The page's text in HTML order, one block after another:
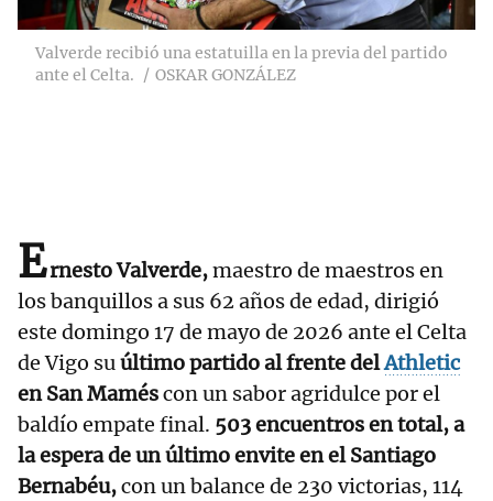
Valverde recibió una estatuilla en la previa del partido
ante el Celta.
OSKAR GONZÁLEZ
Ernesto Valverde,maestro de maestros en
los banquillos a sus 62 años de edad, dirigió
este domingo 17 de mayo de 2026 ante el Celta
de Vigo suúltimo partido al frente delAthletic
en San Maméscon un sabor agridulce por el
baldío empate final. 503 encuentros en total, a
la espera de un último envite en el Santiago
Bernabéu,con un balance de 230 victorias, 114